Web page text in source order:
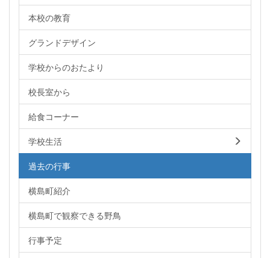
本校の教育
グランドデザイン
学校からのおたより
校長室から
給食コーナー
学校生活
過去の行事
横島町紹介
横島町で観察できる野鳥
行事予定